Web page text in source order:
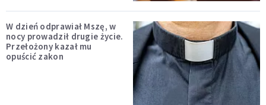
W dzień odprawiał Mszę, w
nocy prowadził drugie życie.
Przełożony kazał mu
opuścić zakon